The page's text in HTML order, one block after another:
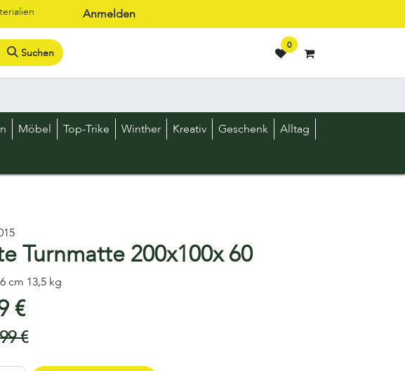
Anmelden
Suchen
0
Möbel Top-Trike Winther Kreativ Geschenk
Alltag
Turnmatte 200x100x 60
cm 13,5 kg
€
€